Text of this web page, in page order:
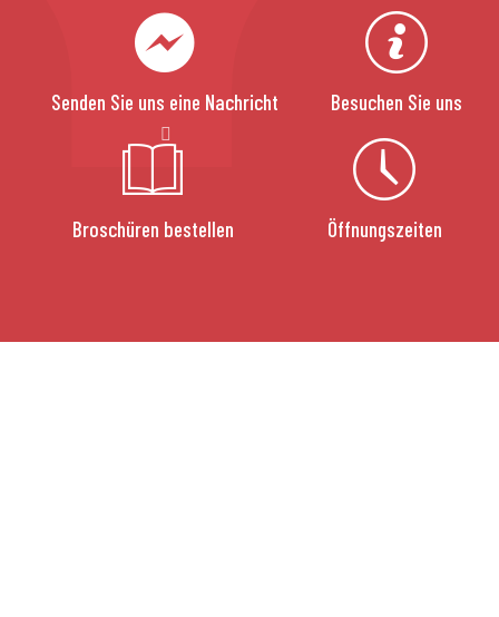
Senden Sie uns eine Nachricht Besuchen Sie uns
Broschüren bestellen Öffnungszeiten